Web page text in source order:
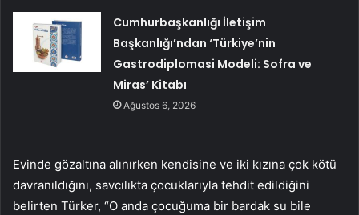
Cumhurbaşkanlığı İletişim
Başkanlığı’ndan ‘Türkiye’nin
Gastrodiplomasi Modeli: Sofra ve
Miras’ Kitabı
Ağustos 6, 2026
Evinde gözaltına alınırken kendisine ve iki kızına çok kötü
davranıldığını, savcılıkta çocuklarıyla tehdit edildiğini
belirten Türker, “O anda çocuğuma bir bardak su bile